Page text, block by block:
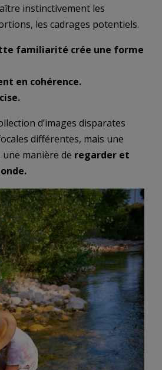
instinctivement les
les cadrages potentiels.
familiarité crée une forme
en cohérence.
d’images disparates
différentes, mais une
une manière de regarder et